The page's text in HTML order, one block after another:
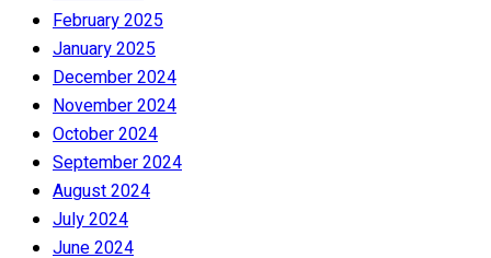
February 2025
January 2025
December 2024
November 2024
October 2024
September 2024
August 2024
July 2024
June 2024